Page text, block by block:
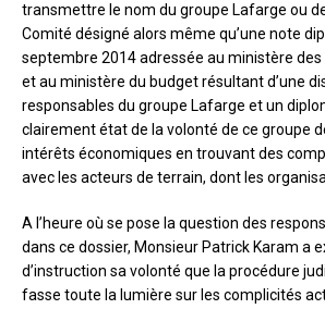
transmettre le nom du groupe Lafarge ou
Comité désigné alors même qu’une note
septembre 2014 adressée au ministère
et au ministère du budget résultant d’une
responsables du groupe Lafarge et un
clairement état de la volonté de ce groupe
intérêts économiques en trouvant des
avec les acteurs de terrain, dont les
A l’heure où se pose la question des
dans ce dossier, Monsieur Patrick Karam a
d’instruction sa volonté que la procédure
fasse toute la lumière sur les complicités